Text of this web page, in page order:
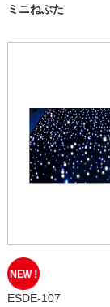
ミニねぶた
ESDE-107